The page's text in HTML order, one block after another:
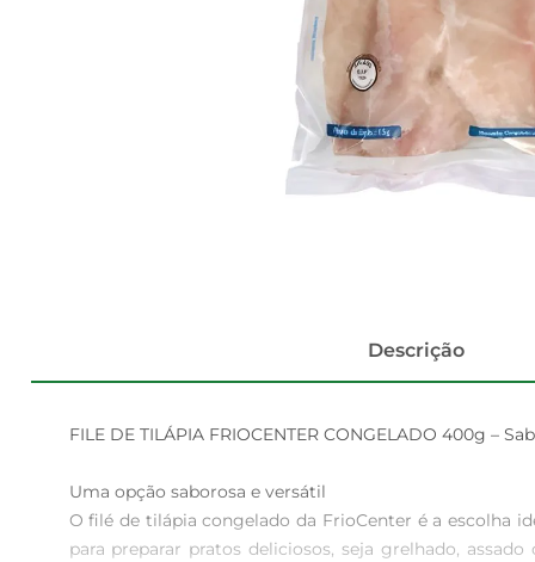
Descrição
FILE DE TILÁPIA FRIOCENTER CONGELADO 400g –
Uma opção saborosa e versátil
O filé de tilápia congelado da FrioCenter é a escolha
para preparar pratos deliciosos, seja grelhado,